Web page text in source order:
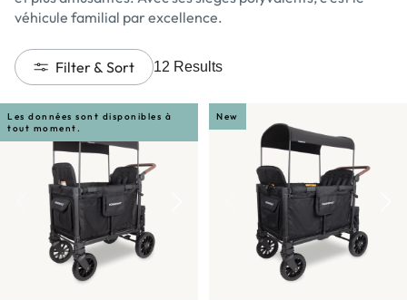
véhicule familial par excellence.
Filter & Sort 12 Results
Les données sont disponibles à
tout moment.
New